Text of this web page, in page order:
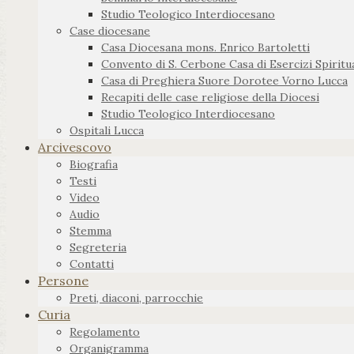
Studio Teologico Interdiocesano
Case diocesane
Casa Diocesana mons. Enrico Bartoletti
Convento di S. Cerbone Casa di Esercizi
Casa di Preghiera Suore Dorotee Vorno Lucca
Recapiti delle case religiose della Diocesi
Studio Teologico Interdiocesano
Ospitali Lucca
Arcivescovo
Biografia
Testi
Video
Audio
Stemma
Segreteria
Contatti
Persone
Preti, diaconi, parrocchie
Curia
Regolamento
Organigramma